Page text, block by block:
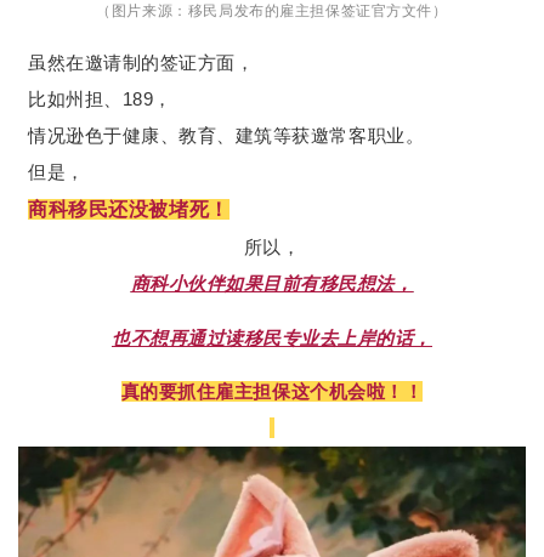
（图片来源：移民局发布的雇主担保签证官方文件）
虽然在邀请制的签证方面，
比如州担、189，
情况逊色于健康、教育、建筑等获邀常客职业。
但是，
商科移民还没被堵死！
所以，
商科小伙伴如果目前有移民想法，
也不想再通过读移民专业去上岸的话，
真的要抓住雇主担保这个机会啦！！